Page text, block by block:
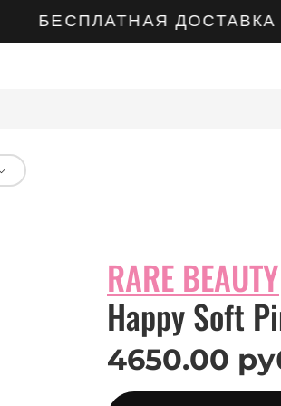
БЕСПЛАТНАЯ ДОСТАВКА
RARE BEAUTY
Happy Soft
4650.00